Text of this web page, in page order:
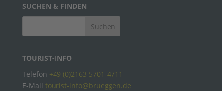
SUCHEN & FINDEN
TOURIST-INFO
Telefon +49 (0)2163 5701-4711
E-Mail tourist-info@brueggen.de